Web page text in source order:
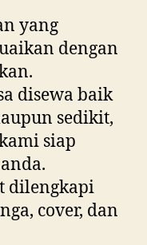
yang
dengan
disewa baik
sedikit,
siap
dilengkapi
cover, dan